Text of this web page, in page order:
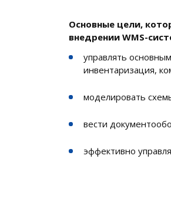
Основные цели,
внедрении WMS-
управлять
инвентаризация,
моделировать
вести
эффективно